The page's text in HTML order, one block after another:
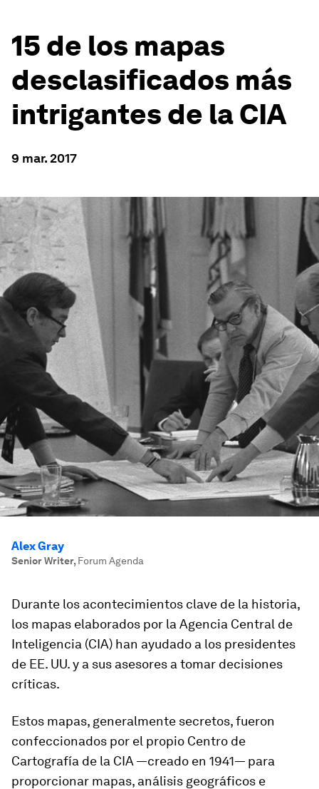
15 de los mapas
desclasificados más
intrigantes de la CIA
9 mar. 2017
Alex Gray
Senior Writer, Forum Agenda
Durante los acontecimientos clave de la historia,
los mapas elaborados por la Agencia Central de
Inteligencia (CIA) han ayudado a los presidentes
de EE. UU. y a sus asesores a tomar decisiones
críticas.
Estos mapas, generalmente secretos, fueron
confeccionados por el propio Centro de
Cartografía de la CIA —creado en 1941— para
proporcionar mapas, análisis geográficos e